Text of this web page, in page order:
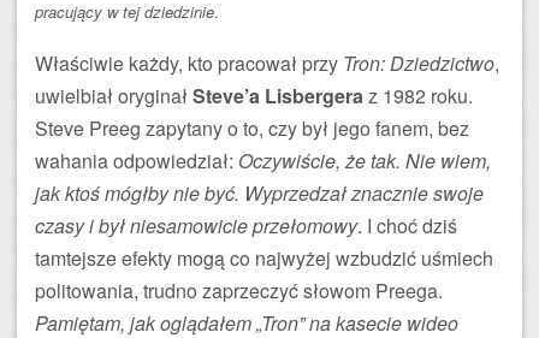
pracujący w tej dziedzinie.
Właściwie każdy, kto pracował przy Tron: Dziedzictwo,
uwielbiał oryginałSteve’a Lisbergera z 1982 roku.
Steve Preeg zapytany o to, czy był jego fanem, bez
wahania odpowiedział: Oczywiście, że tak. Nie wiem,
jak ktoś mógłby nie być. Wyprzedzał znacznie swoje
czasy i był niesamowicie przełomowy. I choć dziś
tamtejsze efekty mogą co najwyżej wzbudzić uśmiech
politowania, trudno zaprzeczyć słowom Preega.
Pamiętam, jak oglądałem „Tron” na kasecie wideo